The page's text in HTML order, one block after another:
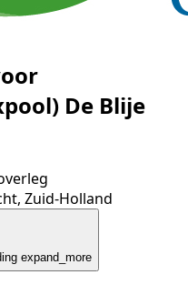
De Blije
Zuid-Holland
expand_more